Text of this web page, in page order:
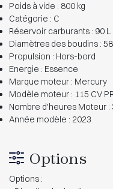
Poids à vide : 800 kg
Catégorie : C
Réservoir carburants : 90 L
Diamètres des boudins :
Propulsion : Hors-bord
Energie : Essence
Marque moteur : Mercury
Modèle moteur : 115 CV
Nombre d'heures Moteur :
Année modèle : 2023
Options
Options :